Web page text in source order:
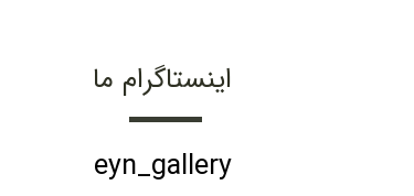
اینستاگرام ما
eyn_gallery